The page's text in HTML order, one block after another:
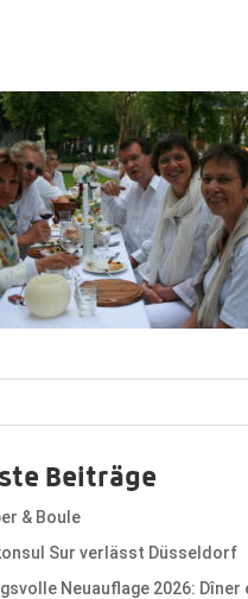
Beiträge
& Boule
Sur verlässt Düsseldorf
Neuauflage 2026: Dîner